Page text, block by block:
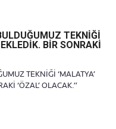
TEKNİĞİ ‘MALATYA’
‘ÖZAL’ OLACAK.”